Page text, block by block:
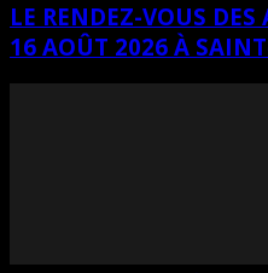
LE RENDEZ-VOUS DES
16 AOÛT 2026 À